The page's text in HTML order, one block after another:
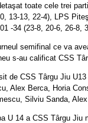
toate cele trei
13-13, 22-4), LPS
-34 (23-8, 20-6, 26-8,
semifinal ce va
s-au calificat CSS
de CSS Târgu Jiu
Alex Berca, Horia
Silviu Sanda,
U 14 a CSS Târgu